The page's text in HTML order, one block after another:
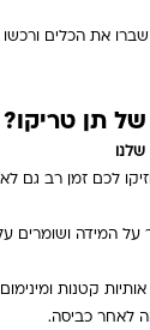
את הכלים
תן טריקו?
לכם זמן רב גם
על המידה ושומרים
קטנות
לאחר כביסה.